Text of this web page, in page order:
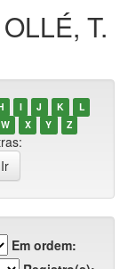
T.
I J K
L
W X Y Z
Em ordem: